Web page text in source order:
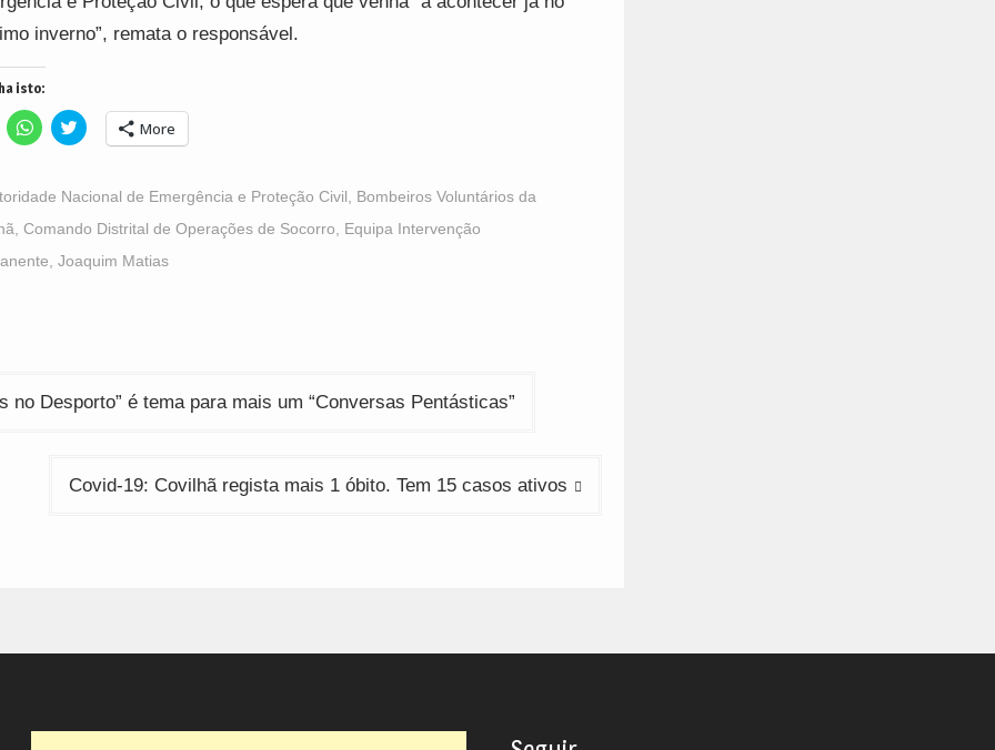
inverno”, remata o responsável.
isto:
Click
to
(Opens
new
window)
Click
to
(Opens
new
window)
More
Nacional de Emergência e Proteção Civil, Bombeiros Voluntários da
, Comando Distrital de Operações de Socorro, Equipa Intervenção
, Joaquim Matias
no Desporto” é tema para mais um “Conversas Pentásticas”
Covid-19: Covilhã regista mais 1 óbito. Tem 15 casos ativos